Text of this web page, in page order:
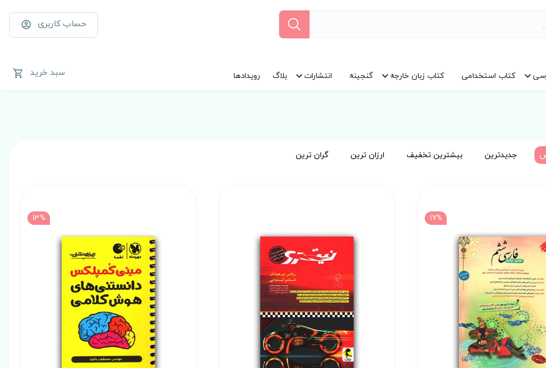
حساب کاربری
کتاب استخدامی کتاب زبان خارجه گنجینه انتشارات بلاگ رویدادها سبد خرید
جدیدترین بیشترین تخفیف ارزان ترین گران ترین
17%
13%